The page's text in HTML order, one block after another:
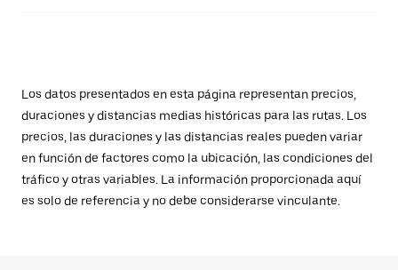
Los datos presentados en esta página representan precios,
duraciones y distancias medias históricas para las rutas. Los
precios, las duraciones y las distancias reales pueden variar
en función de factores como la ubicación, las condiciones del
tráfico y otras variables. La información proporcionada aquí
es solo de referencia y no debe considerarse vinculante.